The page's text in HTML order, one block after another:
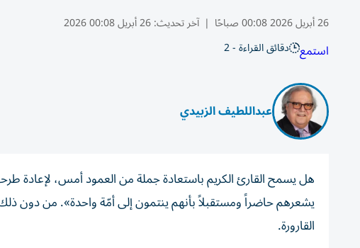
26 أبريل 2026 00:08 صباحًا | آخر تحديث:26 أبريل 00:08 2026
استمع دقائق القراءة - 2
عبداللطيف الزبيدي
هل يسمح القارئ الكريم باستعادة جملة من العمود أمس، لإعادة
يشعرهم حاضراً ومستقبلاً بأنهم ينتمون إلى أمّة واحدة». من دون
القارورة.